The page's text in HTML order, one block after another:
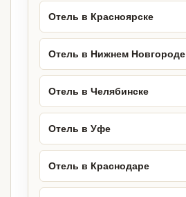
Отель в Красноярске
Отель в Нижнем Новгороде
Отель в Челябинске
Отель в Уфе
Отель в Краснодаре